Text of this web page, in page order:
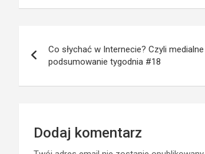
wpisu
Co słychać w Internecie? Czyli medialne
podsumowanie tygodnia #18
Dodaj komentarz